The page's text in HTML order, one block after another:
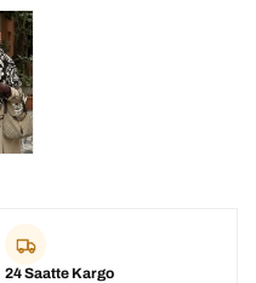
24 Saatte Kargo